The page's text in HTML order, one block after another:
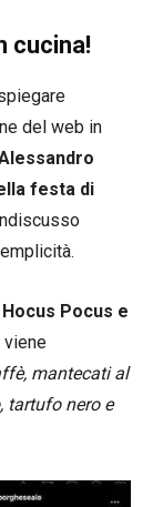
cucina!
del web in
festa di
Pocus e
viene
mantecati al
tartufo nero e